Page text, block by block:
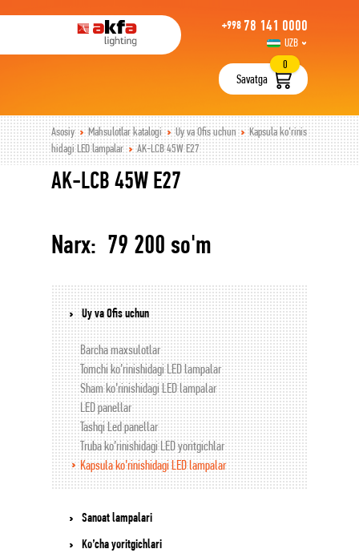
+998 78 141 0000
UZB
РУС
Savatga
0
Asosiy Mahsulotlar katalogi Uy va Ofis uchun
Kapsula ko’rinis
hidagi LED lampalar
AK-LCB 45W E27
AK-LCB 45W E27
Narx: 79 200 so'm
Uy va Ofis uchun
Barcha maxsulotlar
Tomchi ko’rinishidagi LED lampalar
Sham ko’rinishidagi LED lampalar
LED panellar
Tashqi Led panellar
Truba ko’rinishidagi LED yoritgichlar
Kapsula ko’rinishidagi LED lampalar
Sanoat lampalari
Ko’cha yoritgichlari